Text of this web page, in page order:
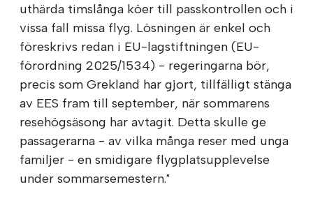
uthärda timslånga köer till passkontrollen och i
vissa fall missa flyg. Lösningen är enkel och
föreskrivs redan i EU-lagstiftningen (EU-
förordning 2025/1534) - regeringarna bör,
precis som Grekland har gjort, tillfälligt stänga
av EES fram till september, när sommarens
resehögsäsong har avtagit. Detta skulle ge
passagerarna - av vilka många reser med unga
familjer - en smidigare flygplatsupplevelse
under sommarsemestern."